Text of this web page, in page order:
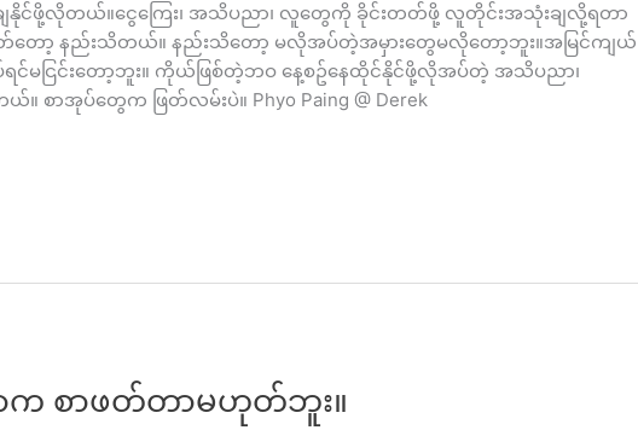
ျနိုင်ဖို့လိုတယ်။ငွေကြေး၊ အသိပညာ၊ လူတွေကို ခိုင်းတတ်ဖို့ လူတိုင်းအသုံးချလို့ရတာ
တော့ နည်းသိတယ်။ နည်းသိတော့ မလိုအပ်တဲ့အမှားတွေမလိုတော့ဘူး။အမြင်ကျယ်
င်မငြင်းတော့ဘူး။ ကိုယ်ဖြစ်တဲ့ဘဝ နေ့စဥ်နေထိုင်နိုင်ဖို့လိုအပ်တဲ့ အသိပညာ၊
ာအုပ်တွေက ဖြတ်လမ်းပဲ။ Phyo Paing @ Derek
က စာဖတ်တာမဟုတ်ဘူး။